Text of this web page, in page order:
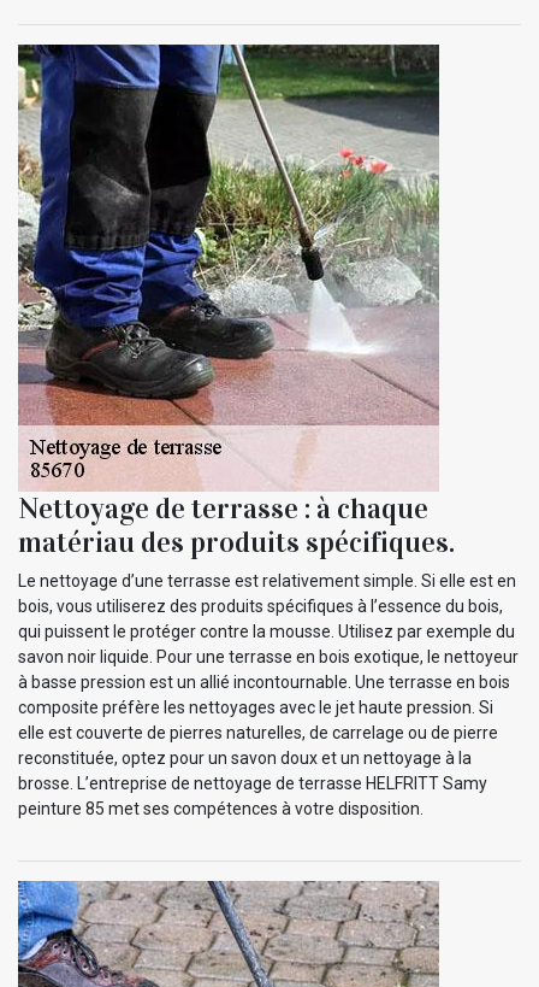
Nettoyage de terrasse : à chaque
matériau des produits spécifiques.
Le nettoyage d’une terrasse est relativement simple. Si elle est en
bois, vous utiliserez des produits spécifiques à l’essence du bois,
qui puissent le protéger contre la mousse. Utilisez par exemple du
savon noir liquide. Pour une terrasse en bois exotique, le nettoyeur
à basse pression est un allié incontournable. Une terrasse en bois
composite préfère les nettoyages avec le jet haute pression. Si
elle est couverte de pierres naturelles, de carrelage ou de pierre
reconstituée, optez pour un savon doux et un nettoyage à la
brosse. L’entreprise de nettoyage de terrasse HELFRITT Samy
peinture 85 met ses compétences à votre disposition.